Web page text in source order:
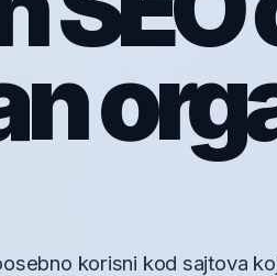
korisni kod sajtova